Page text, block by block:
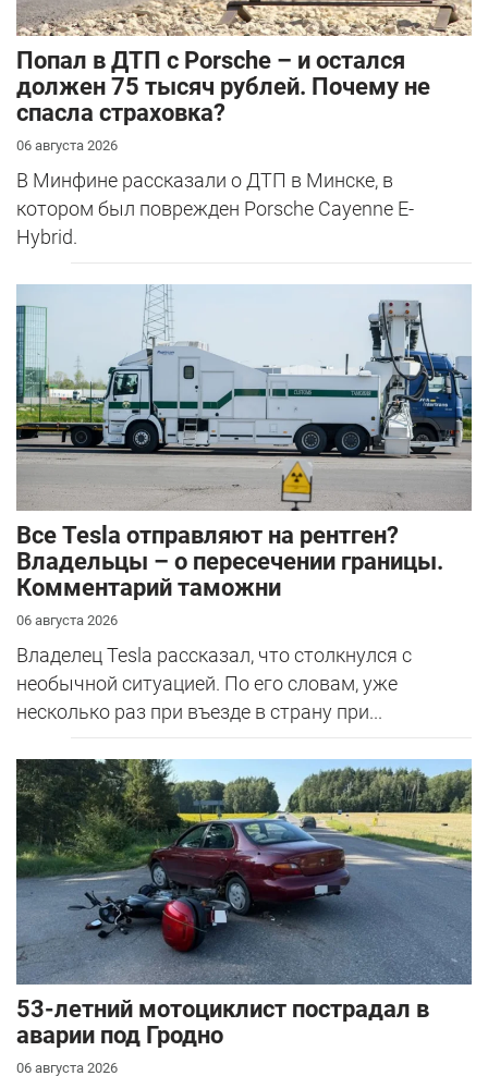
​Попал в ДТП с Porsche – и остался
должен 75 тысяч рублей. Почему не
спасла страховка?
06 августа 2026
В Минфине рассказали о ДТП в Минске, в
котором был поврежден Porsche Cayenne E-
Hybrid.
Все Tesla отправляют на рентген?
Владельцы – о пересечении границы.
Комментарий таможни
06 августа 2026
Владелец Tesla рассказал, что столкнулся с
необычной ситуацией. По его словам, уже
несколько раз при въезде в страну при...
53-летний мотоциклист пострадал в
аварии под Гродно
06 августа 2026